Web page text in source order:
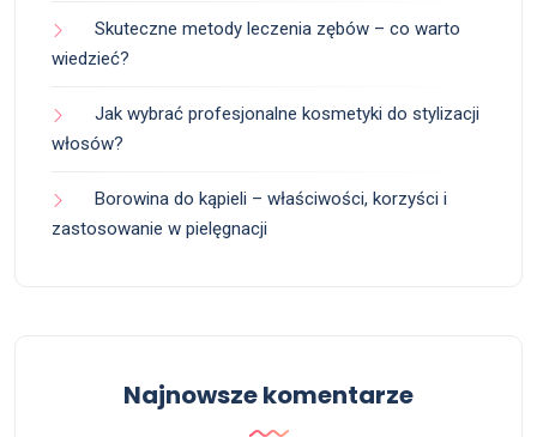
Skuteczne metody leczenia zębów – co warto
wiedzieć?
Jak wybrać profesjonalne kosmetyki do stylizacji
włosów?
Borowina do kąpieli – właściwości, korzyści i
zastosowanie w pielęgnacji
Najnowsze komentarze